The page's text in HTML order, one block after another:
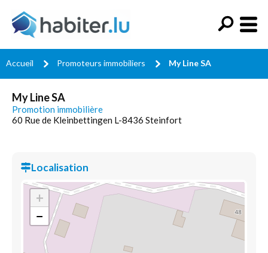
Accueil Promoteurs immobiliers My Line SA
My Line SA
Promotion immobilière
60 Rue de Kleinbettingen L-8436 Steinfort
Localisation
+
−